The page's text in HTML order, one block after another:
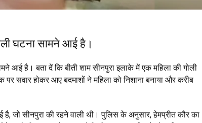
घटना सामने आई है।
आई है। बता दें कि बीती शाम सीनपुरा इलाके में एक महिला की गोली
पर सवार होकर आए बदमाशों ने महिला को निशाना बनाया और करीब
है, जो सीनपुरा की रहने वाली थी। पुलिस के अनुसार, हेमप्रीत कौर का